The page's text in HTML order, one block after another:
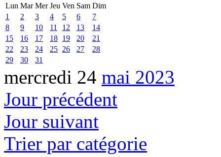
Lun Mar Mer Jeu Ven Sam Dim
1
2 3 4 5 6
7
8
9 10 11 12 13
14
15
16 17 18 19 20
21
22
23 24 25 26 27
28
29
30 31
mercredi 24 mai 2023
Jour précédent
Jour suivant
Trier par catégorie